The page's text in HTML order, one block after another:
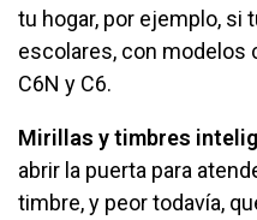
tu hogar, por ejemplo, si
escolares, con modelos
C6N y C6.
Mirillas y timbres
abrir la puerta para
timbre, y peor todavía,